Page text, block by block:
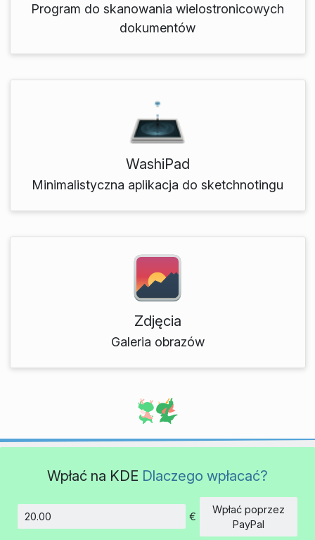
Program do skanowania wielostronicowych
dokumentów
WashiPad
Minimalistyczna aplikacja do sketchnotingu
Zdjęcia
Galeria obrazów
Wpłać na KDE Dlaczego wpłacać?
€
Wpłać poprzez
PayPal